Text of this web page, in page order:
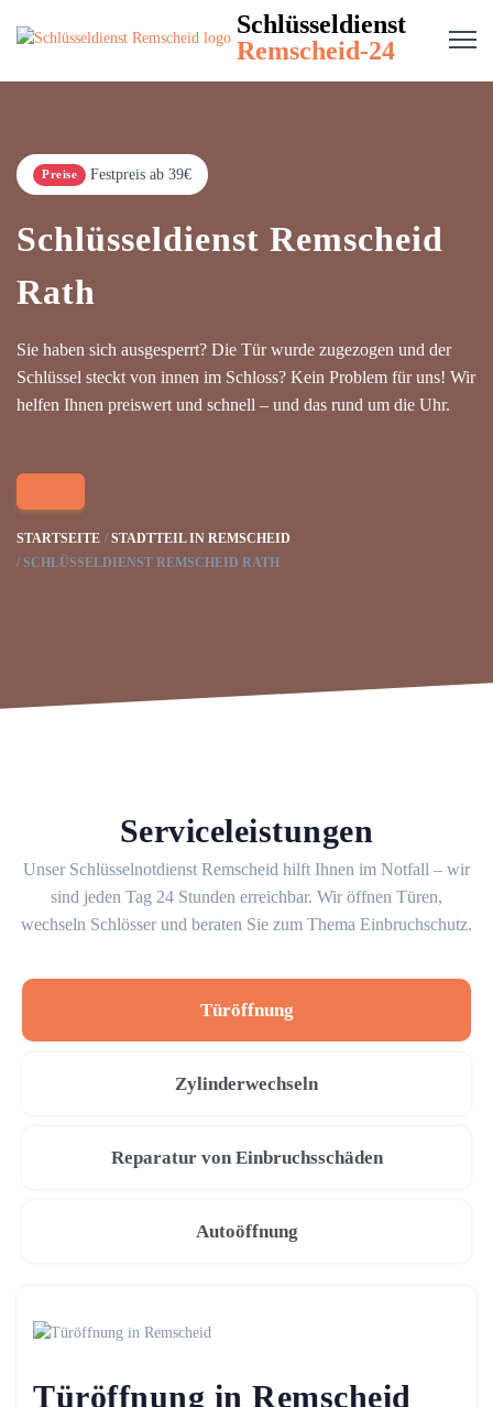
Schlüsseldienst
Remscheid-24
Preise Festpreis ab 39€
Schlüsseldienst Remscheid
Rath
Sie haben sich ausgesperrt? Die Tür wurde zugezogen und der
Schlüssel steckt von innen im Schloss? Kein Problem für uns! Wir
helfen Ihnen preiswert und schnell – und das rund um die Uhr.
STARTSEITE
STADTTEIL IN REMSCHEID
SCHLÜSSELDIENST REMSCHEID RATH
Serviceleistungen
Unser Schlüsselnotdienst Remscheid hilft Ihnen im Notfall – wir
sind jeden Tag 24 Stunden erreichbar. Wir öffnen Türen,
wechseln Schlösser und beraten Sie zum Thema Einbruchschutz.
Türöffnung
Zylinderwechseln
Reparatur von Einbruchsschäden
Autoöffnung
Türöffnung in Remscheid